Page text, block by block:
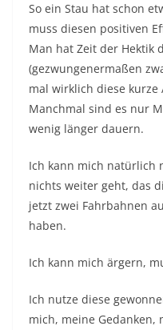
So ein Stau hat schon
muss diesen positiven
Man hat Zeit der Hektik
(gezwungenermaßen
mal wirklich diese
Manchmal sind es nur
wenig länger dauern.
Ich kann mich natürlich
nichts weiter geht, das
jetzt zwei Fahrbahnen
haben.
Ich kann mich ärgern,
Ich nutze diese
mich, meine Gedanken,